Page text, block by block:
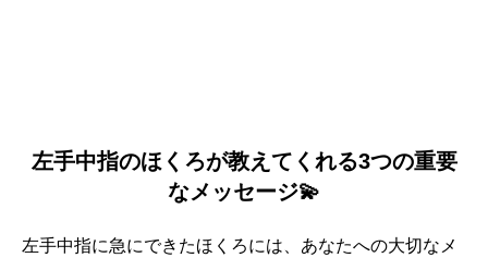
左手中指のほくろが教えてくれる3つの重要
なメッセージ💫
左手中指に急にできたほくろには、あなたへの大切なメ